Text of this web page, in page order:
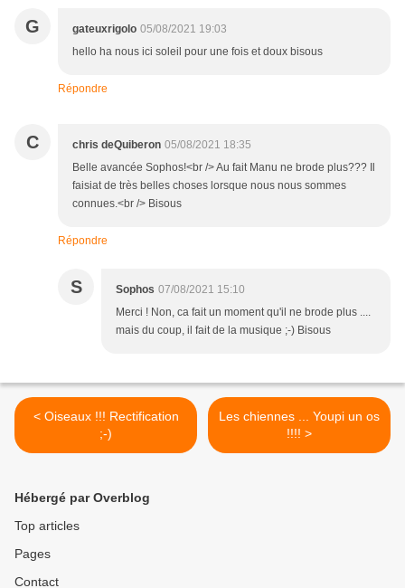
G gateuxrigolo 05/08/2021 19:03
hello ha nous ici soleil pour une fois et doux bisous
Répondre
C chris deQuiberon 05/08/2021 18:35
Belle avancée Sophos!<br /> Au fait Manu ne brode plus??? Il
faisiat de très belles choses lorsque nous nous sommes
connues.<br /> Bisous
Répondre
S Sophos 07/08/2021 15:10
Merci ! Non, ca fait un moment qu'il ne brode plus ....
mais du coup, il fait de la musique ;-) Bisous
< Oiseaux !!! Rectification
;-)
Les chiennes ... Youpi un os
!!!! >
Hébergé par Overblog
Top articles
Pages
Contact